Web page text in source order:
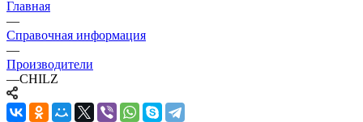
Главная
—
Справочная информация
—
Производители
—CHILZ